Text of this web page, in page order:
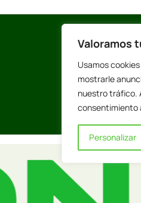
Valoramos
Usamos
mostrarle
nuestro tráfico.
consentimiento
Personalizar